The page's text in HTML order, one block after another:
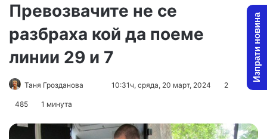
Превозвачите не се
разбраха кой да поеме
линии 29 и 7
Таня Грозданова
Follow
Send10:31ч, сряда, 20 март, 2024 2
485 1 минута
Изпрати новина